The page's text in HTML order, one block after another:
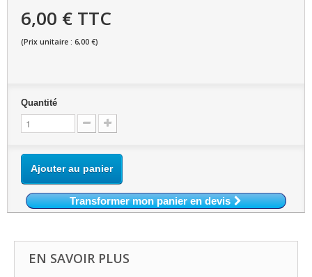
6,00 € TTC
(Prix unitaire : 6,00 €)
Quantité
Ajouter au panier
Transformer mon panier en devis
EN SAVOIR PLUS